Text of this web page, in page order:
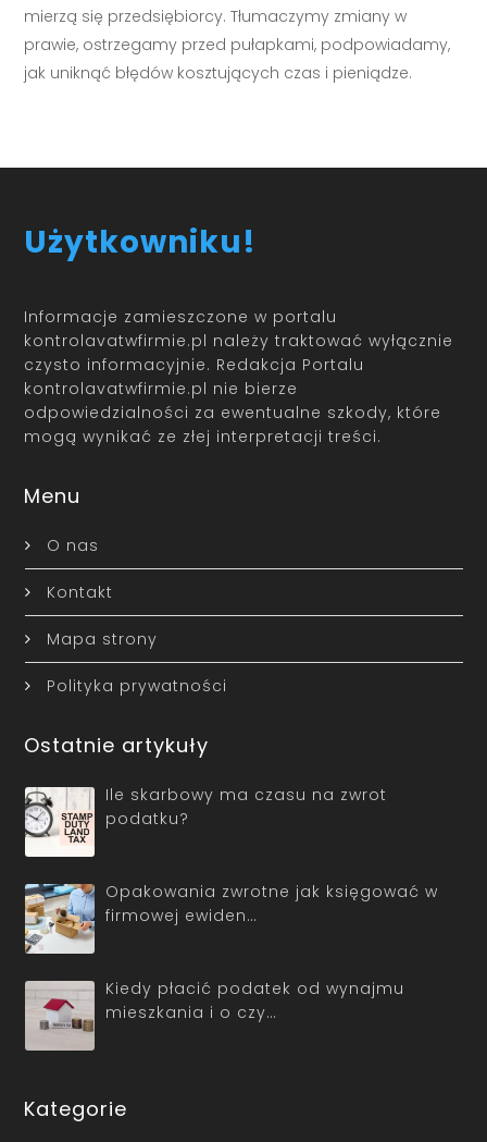
mierzą się przedsiębiorcy. Tłumaczymy zmiany w
prawie, ostrzegamy przed pułapkami, podpowiadamy,
jak uniknąć błędów kosztujących czas i pieniądze.
Użytkowniku!
Informacje zamieszczone w portalu
kontrolavatwfirmie.pl należy traktować wyłącznie
czysto informacyjnie. Redakcja Portalu
kontrolavatwfirmie.pl nie bierze
odpowiedzialności za ewentualne szkody, które
mogą wynikać ze złej interpretacji treści.
Menu
O nas
Kontakt
Mapa strony
Polityka prywatności
Ostatnie artykuły
Ile skarbowy ma czasu na zwrot
podatku?
Opakowania zwrotne jak księgować w
firmowej ewiden…
Kiedy płacić podatek od wynajmu
mieszkania i o czy…
Kategorie